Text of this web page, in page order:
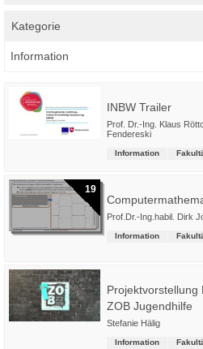
Kategorie
Information
INBW Trailer
Prof. Dr.-Ing. Klaus
Fendereski
Information
19
Prof.Dr.-Ing.habil. Dirk
Information
Projektvorstellung
ZOB Jugendhilfe
Stefanie Hälig
Information